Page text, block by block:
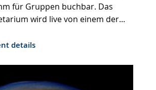
für Gruppen buchbar. Das
wird live von einem der...
details